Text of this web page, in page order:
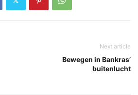
Next article
Bewegen in Bankras’
buitenlucht